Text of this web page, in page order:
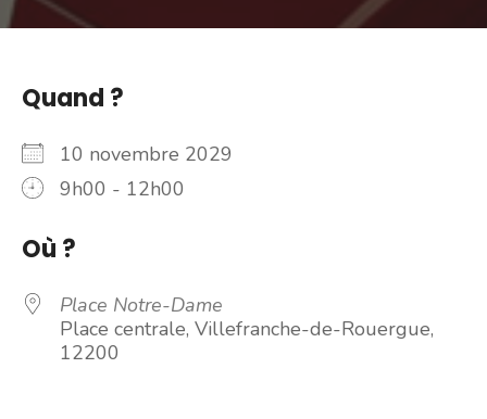
Quand ?
10 novembre 2029
9h00 - 12h00
Où ?
Place Notre-Dame
Place centrale, Villefranche-de-Rouergue,
12200